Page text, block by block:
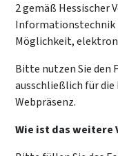
2 gemäß Hessischer
Informationstechnik
Möglichkeit,
Bitte nutzen Sie den
ausschließlich für die
Webpräsenz.
Wie ist das weitere